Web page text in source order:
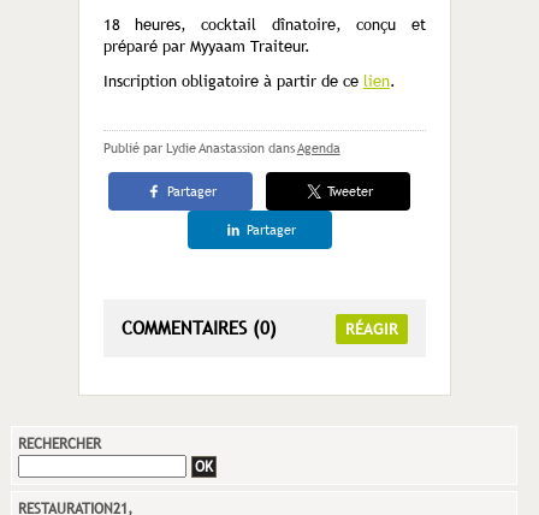
18 heures, cocktail dînatoire, conçu et
préparé par Myyaam Traiteur.
Inscription obligatoire à partir de ce lien.
Publié par Lydie Anastassion dansAgenda
Partager Tweeter
Partager
COMMENTAIRES (0) RÉAGIR
RECHERCHER
RESTAURATION21,